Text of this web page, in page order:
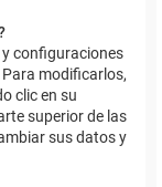
configuraciones
modificarlos,
clic en su
superior de las
sus datos y